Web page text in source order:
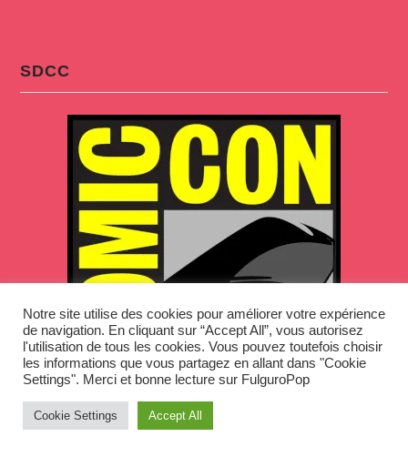
SDCC
Code promo : fulgurosummer2026
Notre site utilise des cookies pour améliorer votre expérience
de navigation. En cliquant sur “Accept All”, vous autorisez
l'utilisation de tous les cookies. Vous pouvez toutefois choisir
les informations que vous partagez en allant dans "Cookie
Settings". Merci et bonne lecture sur FulguroPop
Cookie Settings Accept All